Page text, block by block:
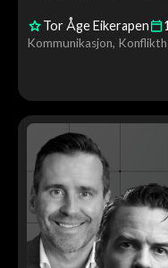
hvordan du tolker –
Tor Åge Eikerapen
Kommunikasjon